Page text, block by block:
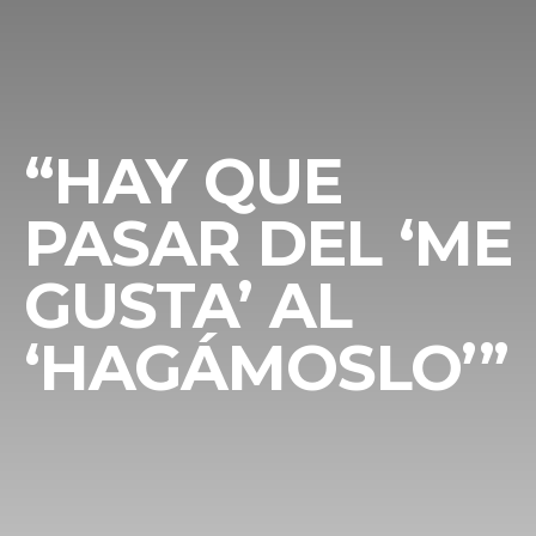
“HAY QUE
PASAR DEL ‘ME
GUSTA’ AL
‘HAGÁMOSLO’”